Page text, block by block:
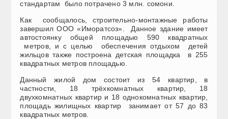
стандартам было потрачено 3 млн. сомони.
Как сообщалось, строительно-монтажные работы
завершил ООО «Иморатсоз». Данное здание имеет
автостоянку общей площадью 590 квадратных
метров, и с целью обеспечения отдыхом детей
жильцов также построена детская площадка в 255
квадратных метров площадью.
Данный жилой дом состоит из 54 квартир, в
частности, 18 трёхкомнатных квартир, 18
двухкомнатных квартир и 18 однокомнатных квартир,
площадь жилищных квартир занимает от 57 до 83
квадратных метров.